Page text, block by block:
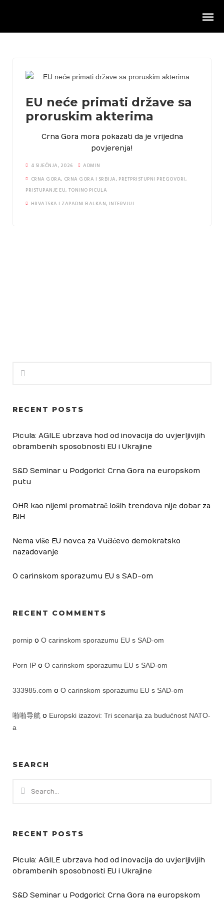
Intervjui
Vanjska politika
Hrvatska i Zapadni Balkan
Rad u parlamentu
EU neće primati države sa
proruskim akterima
Crna Gora mora pokazati da je vrijedna
povjerenja!
4 SIJEČNJA, 2026
ADMIN
CRNA GORA, CRNA GORA I SRBIJA, PRETPRISTUPNI PREGOVORI,
PRISTUPANJE EU, TONINO PICULA
HRVATSKA I ZAPADNI BALKAN, INTERVJUI
RECENT POSTS
Picula: AGILE ubrzava hod od inovacija do uvjerljivijih
obrambenih sposobnosti EU i Ukrajine
S&D Seminar u Podgorici: Crna Gora na europskom
putu
OHR kao nijemi promatrač loših trendova nije dobar za
BiH
Nema više EU novca za Vučićevo demokratsko
nazadovanje
O carinskom sporazumu EU s SAD-om
RECENT COMMENTS
pornip o O carinskom sporazumu EU s SAD-om
Porn IP o O carinskom sporazumu EU s SAD-om
333985.com o O carinskom sporazumu EU s SAD-om
啪啪导航 o Europski izazovi: Tri scenarija za budućnost NATO-
a
SEARCH
RECENT POSTS
Picula: AGILE ubrzava hod od inovacija do uvjerljivijih
obrambenih sposobnosti EU i Ukrajine
S&D Seminar u Podgorici: Crna Gora na europskom